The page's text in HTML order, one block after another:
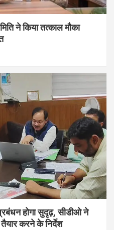
ने किया तत्काल मौका
होगा सुदृढ़, सीडीओ ने
तैयार करने के निर्देश